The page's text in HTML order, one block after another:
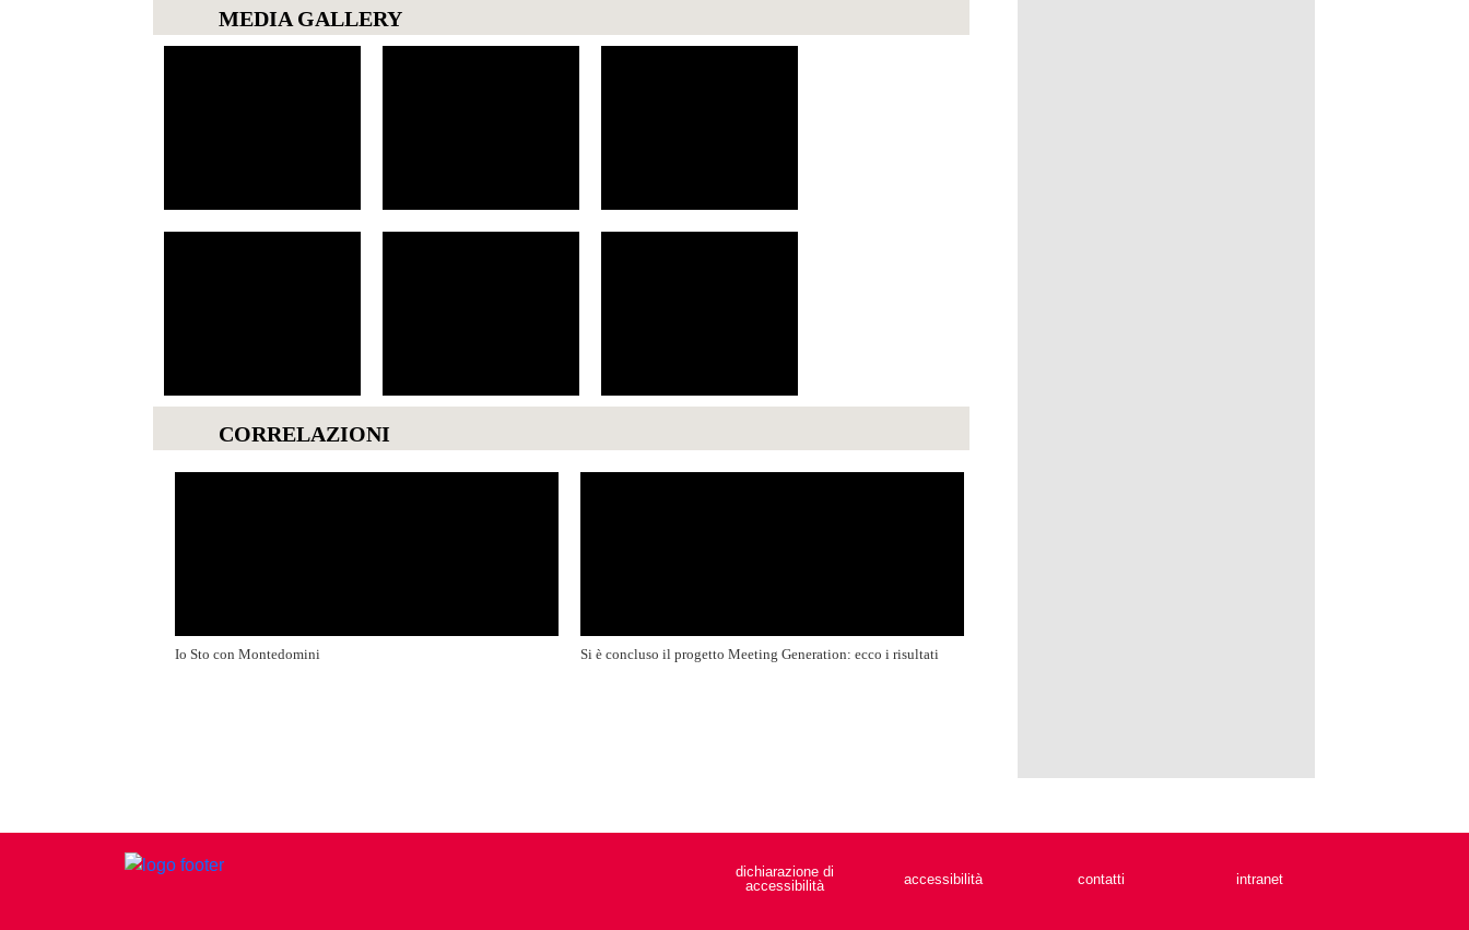
MEDIA GALLERY
CORRELAZIONI
Io Sto con Montedomini Si è concluso il progetto Meeting Generation: ecco i risultati
dichiarazione di
accessibilità
accessibilità contatti intranet